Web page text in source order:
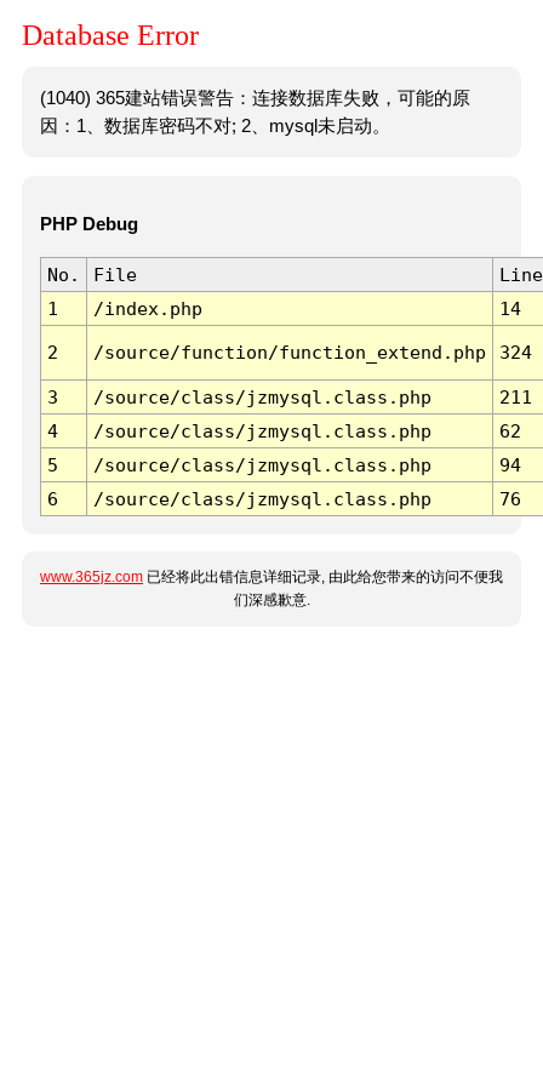
Database Error
(1040) 365建站错误警告：连接数据库失败，可能的原
因：1、数据库密码不对; 2、mysql未启动。
PHP Debug
No. File
Line
1
/index.php 14
2 /source/function/function_extend.php 324
3 /source/class/jzmysql.class.php
211
4
/source/class/jzmysql.class.php
62
5
/source/class/jzmysql.class.php
94
6
/source/class/jzmysql.class.php 76
www.365jz.com 已经将此出错信息详细记录, 由此给您带来的访问不便我
们深感歉意.